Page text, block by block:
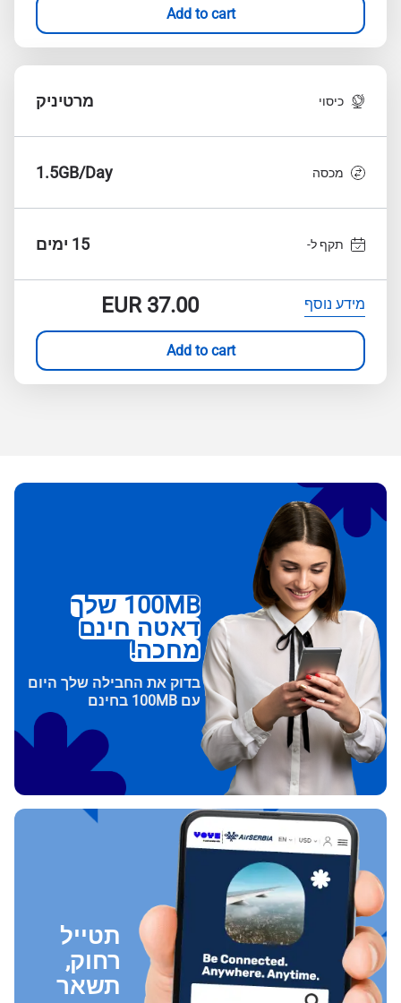
Add to cart
כיסוי מרטיניק
מכסה 1.5GB/Day
תקף ל- 15 ימים
מידע נוסף EUR37.00
Add to cart
100MB שלך
דאטה חינם
מחכה!
בדוק את החבילה שלך היום
עם 100MB בחינם
תטייל
רחוק,
תשאר